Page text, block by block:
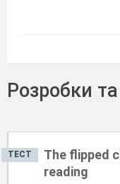
Розробки
ТЕСТ
The flipped
reading